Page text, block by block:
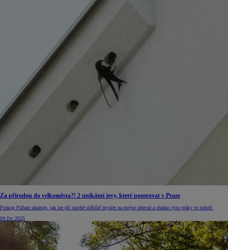
Za přírodou do velkoměsta?! 2 unikátní jevy, které pozorovat v Praze
Prokop Pithart ukazuje, jak lze při stavbě sídliště myslet na rorýse obecné a chránit tyto ptáky ve městě.
04 čvc 2025